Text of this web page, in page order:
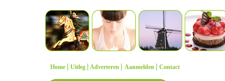
Home | Uitleg | Adverteren | Aanmelden | Contact